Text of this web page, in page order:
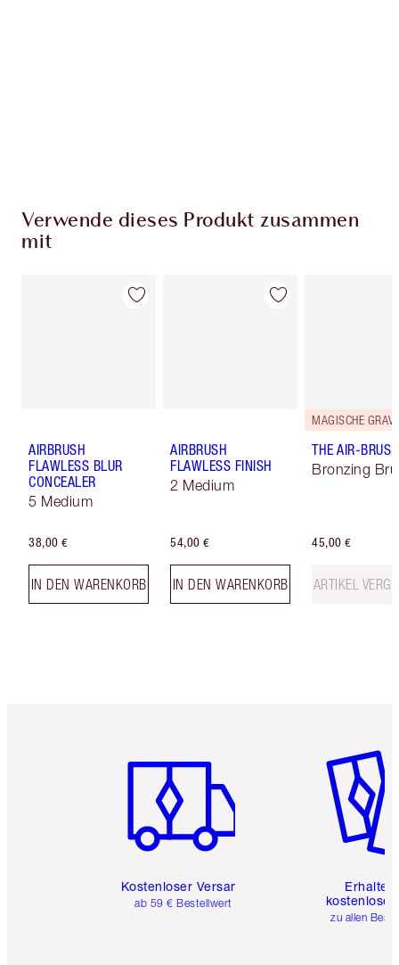
Verwende dieses Produkt zusammen
mit
AIRBRUSH
FLAWLESS BLUR
CONCEALER
5 Medium
38,00 €
IN DEN WARENKORB
AIRBRUSH
FLAWLESS FINISH
2 Medium
54,00 €
IN DEN WARENKORB
THE AIR-BRUSH
Bronzing
45,00 €
ARTIKEL
Kostenloser Versand
ab 59 € Bestellwert
Erhalte
kostenlose
zu allen